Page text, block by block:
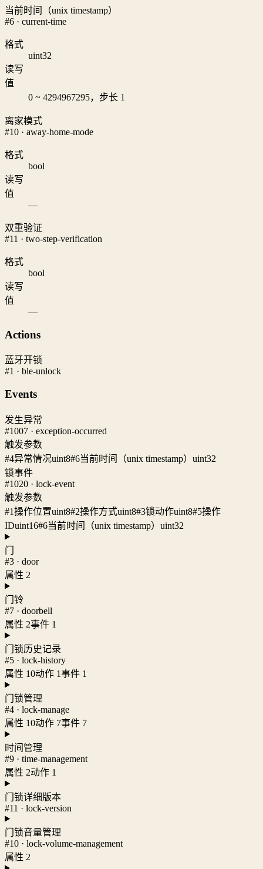
当前时间（unix timestamp）
#6 · current-time
格式
uint32
读写
值
0 ~ 4294967295，步长 1
离家模式
#10 · away-home-mode
格式
bool
读写
值
—
双重验证
#11 · two-step-verification
格式
bool
读写
值
—
Actions
蓝牙开锁
#1 · ble-unlock
Events
发生异常
#1007 · exception-occurred
触发参数
#4异常情况uint8#6当前时间（unix timestamp） uint32
锁事件
#1020 · lock-event
触发参数
#1操作位置uint8#2操作方式uint8#3锁动作uint8#5操作
IDuint16#6当前时间（unix timestamp） uint32
门
#3 · door
属性 2
门铃
#7 · doorbell
属性 2事件 1
门锁历史记录
#5 · lock-history
属性 10动作 1事件 1
门锁管理
#4 · lock-manage
属性 10动作 7事件 7
时间管理
#9 · time-management
属性 2动作 1
门锁详细版本
#11 · lock-version
门锁音量管理
#10 · lock-volume-management
属性 2